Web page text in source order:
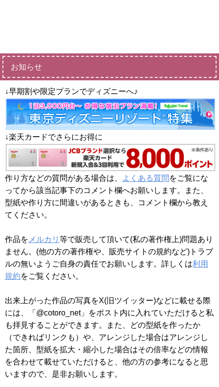
お知らせ
↓早期割や限定プランでディズニーへ♪
↓楽天カードでさらにお得に
作り方などの質問がある場合は、 よくある質問 をご覧にな
ってから該当記事下のコメント欄へお願いします。また、
型紙や作り方に間違いがあるときも、コメント欄から教え
てください。
作品を メルカリ 等で販売して頂いて(私の著作権上)問題あり
ません。(他の方の著作権や、販売サイトの規約など)トラブ
ルの無いようご自身の責任でお願いします。詳しくは利用
規約をご覧ください。
出来上がった作品の写真をX(旧ツイッター)などに載せる際
には、「@cotoro_net」をポスト内に入れていただけると私
も拝見することができます。また、どの型紙を作ったか
（できればリンクも）や、アレンジした場合はアレンジし
た箇所、型紙を拡大・縮小した場合はその倍率などの情報
を合わせて載せていただけると、他の方の参考になると思
いますので、是非お願いします。